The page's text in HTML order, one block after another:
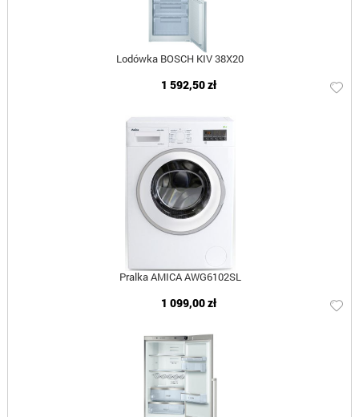
Lodówka BOSCH KIV 38X20
1 592,50 zł
Pralka AMICA AWG6102SL
1 099,00 zł